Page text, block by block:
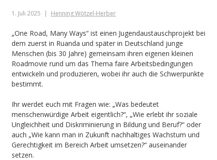
1. Juli 2025 Henning Wötzel-Herber
„One Road, Many Ways“ ist einen Jugendaustauschprojekt bei
dem zuerst in Ruanda und später in Deutschland junge
Menschen (bis 30 Jahre) gemeinsam ihren eigenen kleinen
Roadmovie rund um das Thema faire Arbeitsbedingungen
entwickeln und produzieren, wobei ihr auch die Schwerpunkte
bestimmt.
Ihr werdet euch mit Fragen wie: „Was bedeutet
menschenwürdige Arbeit eigentlich?“, „Wie erlebt ihr soziale
Ungleichheit und Diskriminierung in Bildung und Beruf?“ oder
auch „Wie kann man in Zukunft nachhaltiges Wachstum und
Gerechtigkeit im Bereich Arbeit umsetzen?“ auseinander
setzen.